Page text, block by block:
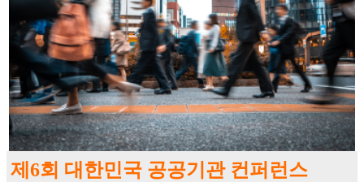
제6회 대한민국 공공기관 컨퍼런스